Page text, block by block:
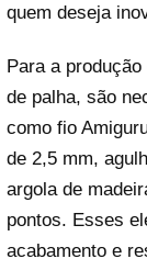
quem deseja
Para a
de palha, são
como fio
de 2,5 mm,
argola de
pontos. Esses
acabamento e